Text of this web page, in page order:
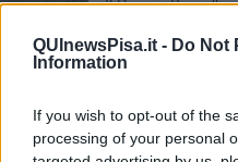
QUInewsPisa.it - Do Not
Information
If you wish to opt-out of the
processing of your personal
Il Premio
La spedizione
universitari
Per il Cus Pisa un